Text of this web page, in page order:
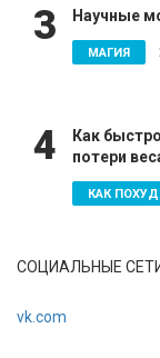
3 Научные
МАГИЯ
4
Как
потери
КАК
СОЦИАЛЬНЫЕ
vk.com